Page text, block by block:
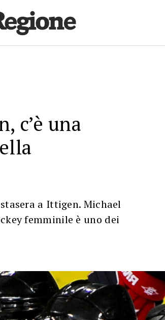
c’è una
a Ittigen. Michael
femminile è uno dei